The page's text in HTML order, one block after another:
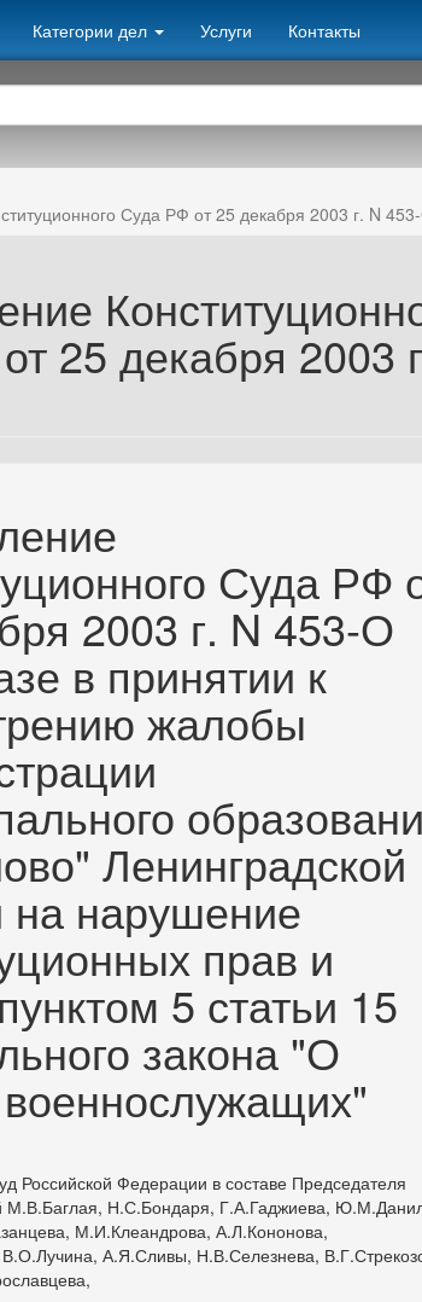
Категории дел Услуги Контакты
Суда РФ от 25 декабря 2003 г. N
25 декабря 2003
Суда РФ
2003 г. N 453-О
в принятии к
жалобы
Ленинградской
на нарушение
прав и
5 статьи 15
закона "О
военнослужащих"
Российской Федерации в составе Председателя
М.В.Баглая, Н.С.Бондаря, Г.А.Гаджиева,
М.И.Клеандрова, А.Л.Кононова,
А.Я.Сливы, Н.В.Селезнева,